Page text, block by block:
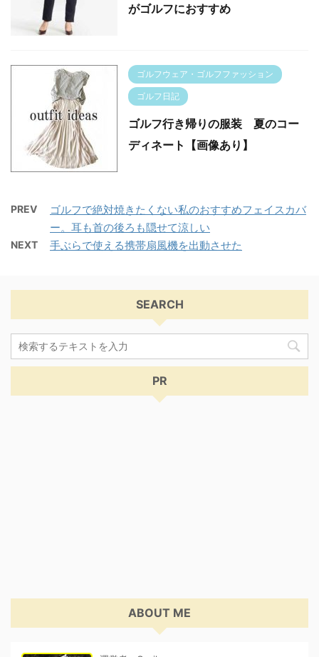
がゴルフにおすすめ
ゴルフウェア・ゴルフファッション
ゴルフ日記
ゴルフ行き帰りの服装 夏のコー
ディネート【画像あり】
PREV
ゴルフで絶対焼きたくない私のおすすめフェイスカバ
ー。耳も首の後ろも隠せて涼しい
NEXT 手ぶらで使える携帯扇風機を出動させた
SEARCH
PR
ABOUT ME